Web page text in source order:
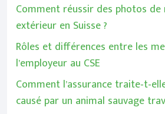
Comment réussir des photos de
extérieur en Suisse ?
Rôles et différences entre les
l’employeur au CSE
Comment l’assurance traite-t-
causé par un animal sauvage